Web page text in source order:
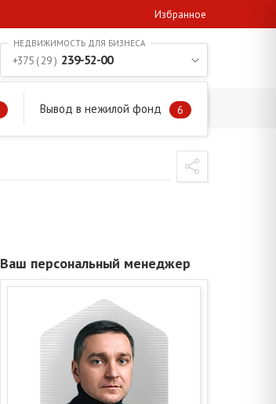
Избранное
Вывод в нежилой фонд 6
+375 ( 29 ) 239-52-00
Ваш персональный менеджер